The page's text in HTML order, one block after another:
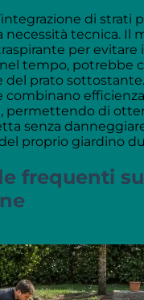
di strati
necessità tecnica. Il
per evitare
tempo, potrebbe
del prato
combinano
permettendo di
senza
del proprio giardino
frequenti